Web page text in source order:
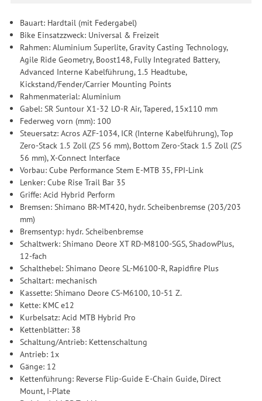
Bauart: Hardtail (mit Federgabel)
Bike Einsatzzweck: Universal & Freizeit
Rahmen: Aluminium Superlite, Gravity Casting Technology,
Agile Ride Geometry, Boost148, Fully Integrated Battery,
Advanced Interne Kabelführung, 1.5 Headtube,
Kickstand/Fender/Carrier Mounting Points
Rahmenmaterial: Aluminium
Gabel: SR Suntour X1-32 LO-R Air, Tapered, 15x110 mm
Federweg vorn (mm): 100
Steuersatz: Acros AZF-1034, ICR (Interne Kabelführung), Top
Zero-Stack 1.5 Zoll (ZS 56 mm), Bottom Zero-Stack 1.5 Zoll (ZS
56 mm), X-Connect Interface
Vorbau: Cube Performance Stem E-MTB 35, FPI-Link
Lenker: Cube Rise Trail Bar 35
Griffe: Acid Hybrid Perform
Bremsen: Shimano BR-MT420, hydr. Scheibenbremse (203/203
mm)
Bremsentyp: hydr. Scheibenbremse
Schaltwerk: Shimano Deore XT RD-M8100-SGS, ShadowPlus,
12-fach
Schalthebel: Shimano Deore SL-M6100-R, Rapidfire Plus
Schaltart: mechanisch
Kassette: Shimano Deore CS-M6100, 10-51 Z.
Kette: KMC e12
Kurbelsatz: Acid MTB Hybrid Pro
Kettenblätter: 38
Schaltung/Antrieb: Kettenschaltung
Antrieb: 1x
Gänge: 12
Kettenführung: Reverse Flip-Guide E-Chain Guide, Direct
Mount, I-Plate